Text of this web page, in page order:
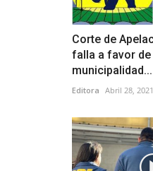
Corte de
falla a favor de
municipalidad...
Editora Abril 28, 2021